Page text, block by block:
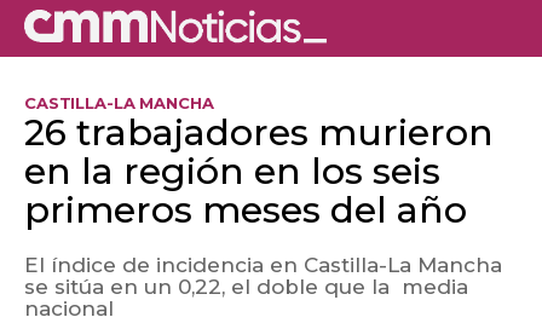
CASTILLA-LA MANCHA
26 trabajadores murieron
en la región en los seis
primeros meses del año
El índice de incidencia en Castilla-La Mancha
se sitúa en un 0,22, el doble que la media
nacional